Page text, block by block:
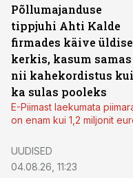
Põllumajanduse
tippjuhi Ahti Kalde
firmades käive
kerkis, kasum samas
nii kahekordistus kui
ka sulas pooleks
E-Piimast laekumata
on enam kui 1,2 miljonit
UUDISED
04.08.26, 11:23